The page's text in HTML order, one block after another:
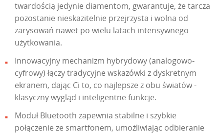
twardością jedynie diamentom, gwarantuje, że tarcza
pozostanie nieskazitelnie przejrzysta i wolna od
zarysowań nawet po wielu latach intensywnego
użytkowania.
Innowacyjny mechanizm hybrydowy (analogowo-
cyfrowy) łączy tradycyjne wskazówki z dyskretnym
ekranem, dając Ci to, co najlepsze z obu światów -
klasyczny wygląd i inteligentne funkcje.
Moduł Bluetooth zapewnia stabilne i szybkie
połączenie ze smartfonem, umożliwiając odbieranie